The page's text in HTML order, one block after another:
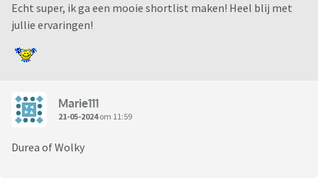
Echt super, ik ga een mooie shortlist maken! Heel blij met
jullie ervaringen!
Marie111
21-05-2024om 11:59
Durea of Wolky